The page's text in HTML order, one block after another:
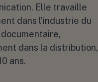
Elle travaille
dans l’industrie du
dans la distribution,
ans.